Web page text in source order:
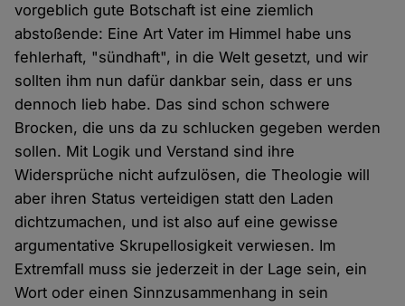
vorgeblich gute Botschaft ist eine ziemlich
abstoßende: Eine Art Vater im Himmel habe uns
fehlerhaft, "sündhaft", in die Welt gesetzt, und wir
sollten ihm nun dafür dankbar sein, dass er uns
dennoch lieb habe. Das sind schon schwere
Brocken, die uns da zu schlucken gegeben werden
sollen. Mit Logik und Verstand sind ihre
Widersprüche nicht aufzulösen, die Theologie will
aber ihren Status verteidigen statt den Laden
dichtzumachen, und ist also auf eine gewisse
argumentative Skrupellosigkeit verwiesen. Im
Extremfall muss sie jederzeit in der Lage sein, ein
Wort oder einen Sinnzusammenhang in sein